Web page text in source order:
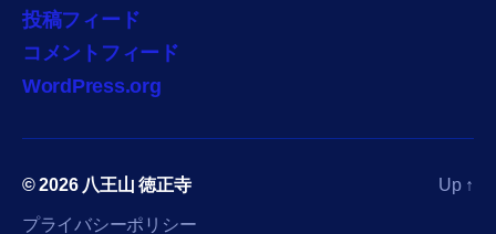
投稿フィード
コメントフィード
WordPress.org
© 2026 八王山 徳正寺
プライバシーポリシー
Up ↑